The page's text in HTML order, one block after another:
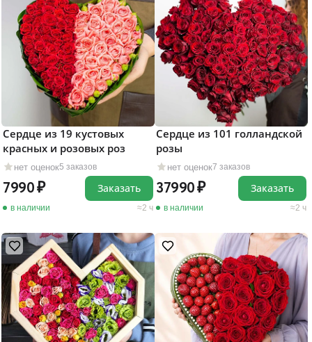
нет оценок5 заказов
Сердце из 19 кустовых
красных и розовых роз
7990
в наличии 2 ч
Заказать
нет оценок7 заказов
Сердце из 101 голландской
розы
37990
в наличии 2 ч
Заказать